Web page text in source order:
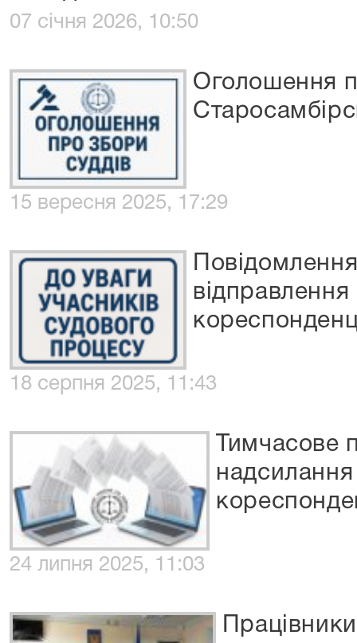
07 січня 2026, 10:50
Оголошення
15 вересня 2025, 17:29
відправлення
18 серпня 2025, 11:43
Тимчасове
24 липня 2025, 11:03